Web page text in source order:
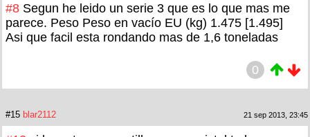
#8 Segun he leido un serie 3 que es lo que mas me
parece. Peso Peso en vacío EU (kg) 1.475 [1.495]
Asi que facil esta rondando mas de 1,6 toneladas
0
#15 blar2112 21 sep 2013, 23:45